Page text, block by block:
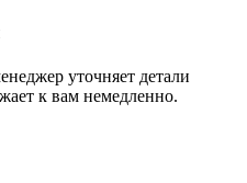
уточняет детали
к вам немедленно.